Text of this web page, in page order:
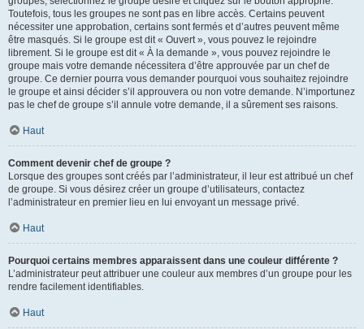
Toutefois, tous les groupes ne sont pas en libre accès. Certains peuvent
nécessiter une approbation, certains sont fermés et d’autres peuvent même
être masqués. Si le groupe est dit « Ouvert », vous pouvez le rejoindre
librement. Si le groupe est dit « À la demande », vous pouvez rejoindre le
groupe mais votre demande nécessitera d’être approuvée par un chef de
groupe. Ce dernier pourra vous demander pourquoi vous souhaitez rejoindre
le groupe et ainsi décider s’il approuvera ou non votre demande. N’importunez
pas le chef de groupe s’il annule votre demande, il a sûrement ses raisons.
Haut
Comment devenir chef de groupe ?
Lorsque des groupes sont créés par l’administrateur, il leur est attribué un chef
de groupe. Si vous désirez créer un groupe d’utilisateurs, contactez
l’administrateur en premier lieu en lui envoyant un message privé.
Haut
Pourquoi certains membres apparaissent dans une couleur différente ?
L’administrateur peut attribuer une couleur aux membres d’un groupe pour les
rendre facilement identifiables.
Haut